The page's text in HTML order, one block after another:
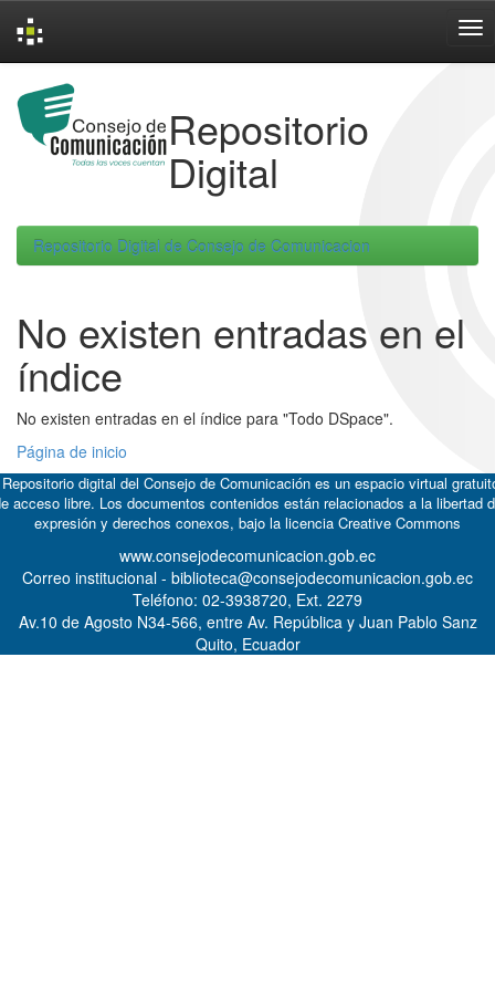
navigation
Repositorio
Digital
Repositorio Digital de Consejo de Comunicacion
No existen entradas en el
índice
No existen entradas en el índice para "Todo DSpace".
Página de inicio
digital del Consejo de Comunicación es un espacio virtual
acceso libre. Los documentos contenidos están relacionados a la libertad
expresión y derechos conexos, bajo la licencia Creative Commons
www.consejodecomunicacion.gob.ec
Correo institucional - biblioteca@consejodecomunicacion.gob.ec
Teléfono: 02-3938720, Ext. 2279
Av.10 de Agosto N34-566, entre Av. República y Juan Pablo Sanz
Quito, Ecuador